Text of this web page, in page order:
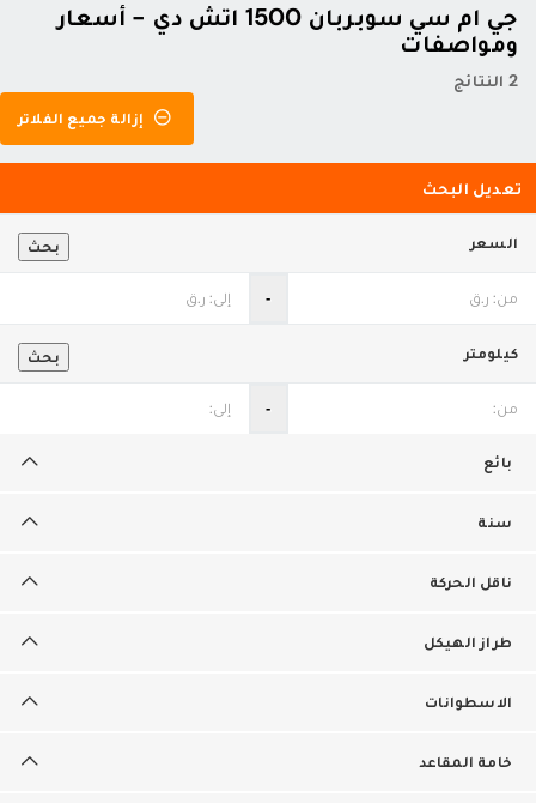
جي ام سي سوبربان 1500 اتش دي - أسعار
ومواصفات
2 النتائج
إزالة جميع الفلاتر
تعديل البحث
بحث السعر
‐
بحث كيلومتر
‐
بائع
سنة
ناقل الحركة
طراز الهيكل
الاسطوانات
خامة المقاعد